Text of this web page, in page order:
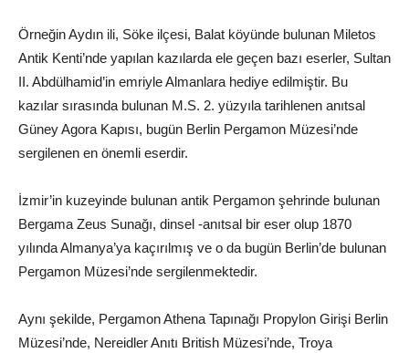
Örneğin Aydın ili, Söke ilçesi, Balat köyünde bulunan Miletos
Antik Kenti’nde yapılan kazılarda ele geçen bazı eserler, Sultan
II. Abdülhamid’in emriyle Almanlara hediye edilmiştir. Bu
kazılar sırasında bulunan M.S. 2. yüzyıla tarihlenen anıtsal
Güney Agora Kapısı, bugün Berlin Pergamon Müzesi’nde
sergilenen en önemli eserdir.
İzmir’in kuzeyinde bulunan antik Pergamon şehrinde bulunan
Bergama Zeus Sunağı, dinsel -anıtsal bir eser olup 1870
yılında Almanya’ya kaçırılmış ve o da bugün Berlin’de bulunan
Pergamon Müzesi’nde sergilenmektedir.
Aynı şekilde, Pergamon Athena Tapınağı Propylon Girişi Berlin
Müzesi’nde, Nereidler Anıtı British Müzesi’nde, Troya